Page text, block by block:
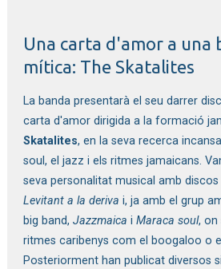
Una carta d'amor a una
mítica: The Skatalites
La banda presentarà el seu darrer disc
carta d'amor dirigida a la formació
Skatalites, en la seva recerca
soul, el jazz i els ritmes jamaicans.
seva personalitat musical amb
Levitant a la deriva i, ja amb el grup
big band, Jazzmaica i Maraca soul, on
ritmes caribenys com el boogaloo o
Posteriorment han publicat diversos